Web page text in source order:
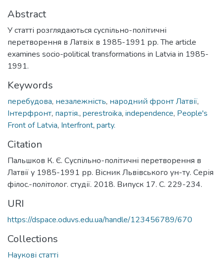
Abstract
У статті розглядаються суспільно-політичні
перетворення в Латвіх в 1985-1991 рр. The article
examines socio-political transformations in Latvia in 1985-
1991.
Keywords
перебудова, незалежність, народний фронт Латвії,
Інтерфронт, партія., perestroika, independence, People's
Front of Latvia, Interfront, party.
Citation
Пальшков К. Є. Суспільно-політичні перетворення в
Латвії у 1985-1991 рр. Вісник Львівського ун-ту. Серія
філос.-політолог. студії. 2018. Випуск 17. С. 229-234.
URI
https://dspace.oduvs.edu.ua/handle/123456789/670
Collections
Наукові статті